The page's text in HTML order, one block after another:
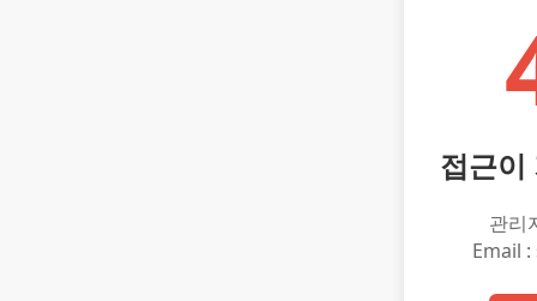
접근이
관리
Email